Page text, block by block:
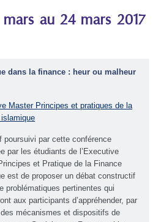
au 24 mars 2017
dans la finance : heur ou malheur
Master Principes et pratiques de la
poursuivi par cette conférence
par les étudiants de l’Executive
et Pratique de la Finance
est de proposer un débat constructif
problématiques pertinentes qui
aux participants d’appréhender, par
mécanismes et dispositifs de